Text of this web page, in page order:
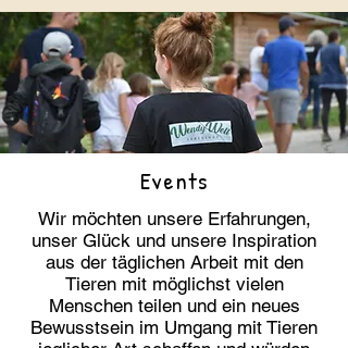
Events
Wir möchten unsere Erfahrungen,
unser Glück und unsere Inspiration
aus der täglichen Arbeit mit den
Tieren mit möglichst vielen
Menschen teilen und ein neues
Bewusstsein im Umgang mit Tieren